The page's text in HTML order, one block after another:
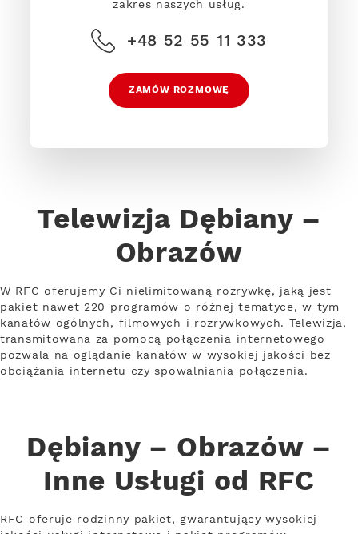
zakres naszych usług.
+48 52 55 11 333
ZAMÓW ROZMOWĘ
Telewizja Dębiany –
Obrazów
W RFC oferujemy Ci nielimitowaną rozrywkę, jaką jest
pakiet nawet 220 programów o różnej tematyce, w tym
kanałów ogólnych, filmowych i rozrywkowych. Telewizja,
transmitowana za pomocą połączenia internetowego
pozwala na oglądanie kanałów w wysokiej jakości bez
obciążania internetu czy spowalniania połączenia.
Dębiany – Obrazów –
Inne Usługi od RFC
RFC oferuje rodzinny pakiet, gwarantujący wysokiej